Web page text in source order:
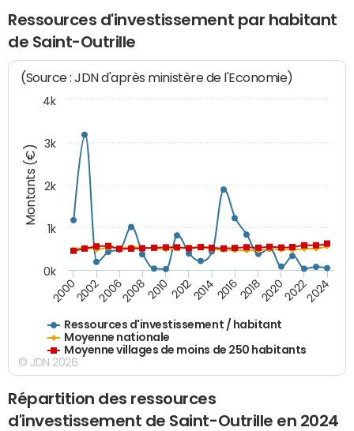
Ressources d'investissement par habitant
de Saint-Outrille
Montants (€)
(Source : JDN d'après ministère de l'Economie)
Ressources d'investissement / habitant
Moyenne nationale
Moyenne villages de moins de 250 habitants
20002002200620082010 2012201420162018202020222024
0k
1k
2k
3k
4k
© JDN 2026
Répartition des ressources
d'investissement de Saint-Outrille en 2024